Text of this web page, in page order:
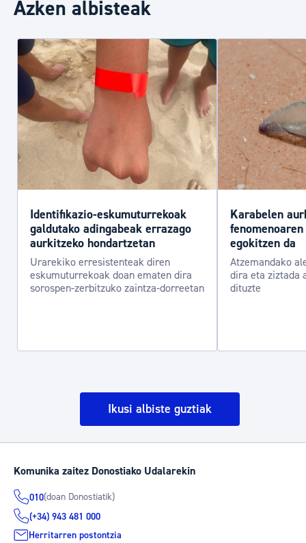
Azken albisteak
Identifikazio-eskumuturrekoak
galdutako adingabeak errazago
aurkitzeko hondartzetan
Urarekiko erresistenteak diren
eskumuturrekoak doan ematen dira
sorospen-zerbitzuko zaintza-dorreetan
Karabelen
egokitzen da
Atzemandako
dira eta ziztada
dituzte
Ikusi albiste guztiak
Komunika zaitez Donostiako Udalarekin
010(doan Donostiatik)
(+34) 943 481 000
Herritarren postontzia